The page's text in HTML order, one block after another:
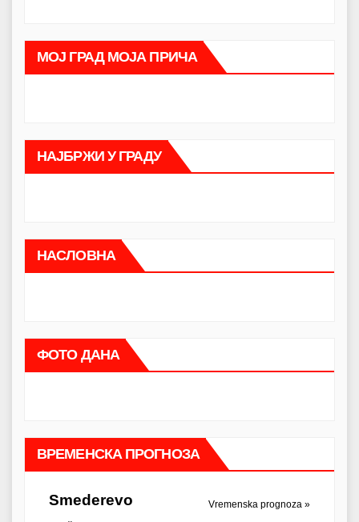
МОЈ ГРАД МОЈА ПРИЧА
НАЈБРЖИ У ГРАДУ
НАСЛОВНА
ФОТО ДАНА
ВРЕМЕНСКА ПРОГНОЗА